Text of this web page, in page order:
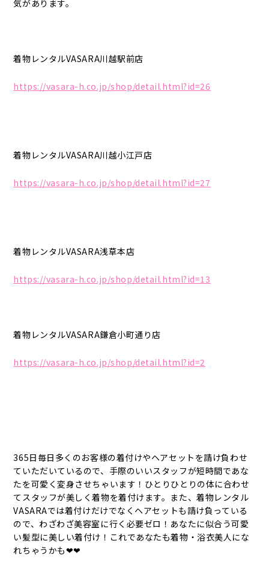
気があります。
着物レンタルVASARA川越駅前店
https://vasara-h.co.jp/shop/detail.html?id=26
着物レンタルVASARA川越小江戸店
https://vasara-h.co.jp/shop/detail.html?id=27
着物レンタルVASARA浅草本店
https://vasara-h.co.jp/shop/detail.html?id=13
着物レンタルVASARA鎌倉小町通り店
https://vasara-h.co.jp/shop/detail.html?id=2
365日毎日多くのお客様の着付けやヘアセットを請け負わせ
ていただいているので、手際のいいスタッフが短時間であな
たを可愛く変身させちゃいます！ひとりひとりの体に合わせ
てスタッフが美しく着物を着付けます。また、着物レンタル
VASARAでは着付けだけでなくヘアセットも請け負っている
ので、わざわざ美容室に行く必要ゼロ！あなたに似合う可愛
い髪型に美しい着付け！これであなたも着物・浴衣美人にな
れちゃうかも❤❤